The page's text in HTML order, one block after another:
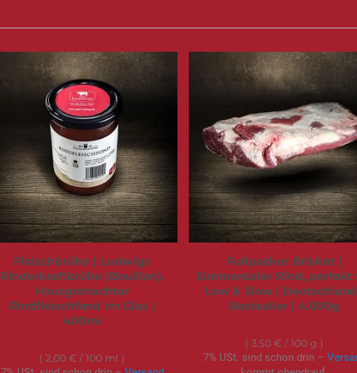
Fleischbrühe | Ludwigs
Rinderkraftbrühe (Bouillon).
Hausgemachter
Rindfleischfond im Glas |
400ml
2,00 € / 100 ml
Fullpacker Brisket |
Simmentaler Rind, perfekt
Low & Slow | Deutschland |
Bestseller | 4.000g
3,50 € / 100 g
7% USt. sind schon drin –